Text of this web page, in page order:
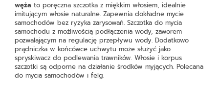
węża to poręczna szczotka z miękkim włosiem, idealnie
imitującym włosie naturalne. Zapewnia dokładne mycie
samochodów bez ryzyka zarysowań. Szczotka do mycia
samochodu z możliwością podłączenia wody, zaworem
pozwalającym na regulację przepływu wody. Dodatkowo
prądniczka w końcówce uchwytu może służyć jako
spryskiwacz do podlewania trawników. Włosie i korpus
szczotki są odporne na działanie środków myjących. Polecana
do mycia samochodów i felg.